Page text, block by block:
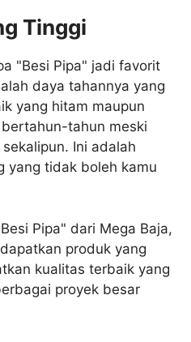
Tinggi
"Besi Pipa" jadi favorit
daya tahannya yang
yang hitam maupun
tahun meski
Ini adalah
yang tidak boleh kamu
Pipa" dari Mega Baja,
produk yang
kualitas terbaik yang
proyek besar